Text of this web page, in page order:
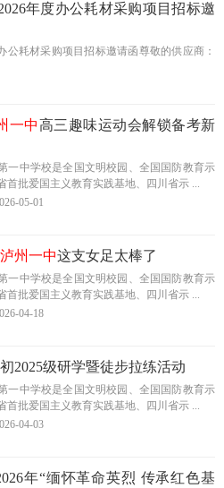
年度办公耗材采购项目招标邀
公耗材采购项目招标邀请函尊敬的供应商：
一中高三趣味运动会解锁备考新
一中学校是全国文明校园、全国国防教育示
首批爱国主义教育实践基地、四川省示 ...
05-01
泸州一中这支女足太棒了
一中学校是全国文明校园、全国国防教育示
首批爱国主义教育实践基地、四川省示 ...
04-18
2025级研学暨徒步拉练活动
一中学校是全国文明校园、全国国防教育示
首批爱国主义教育实践基地、四川省示 ...
04-03
年“缅怀革命英烈 传承红色基